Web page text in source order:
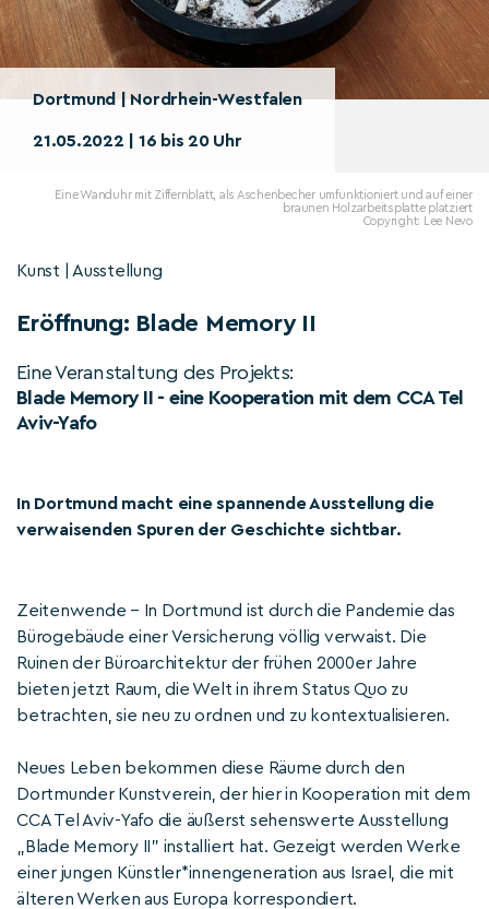
Dortmund | Nordrhein-Westfalen
21.05.2022 | 16 bis 20 Uhr
Eine Wanduhr mit Ziffernblatt, als Aschenbecher umfunktioniert und auf einer
braunen Holzarbeitsplatte platziert
Copyright: Lee Nevo
Kunst | Ausstellung
Eröffnung: Blade Memory II
Eine Veranstaltung des Projekts:
Blade Memory II - eine Kooperation mit dem CCA Tel
Aviv-Yafo
In Dortmund macht eine spannende Ausstellung die
verwaisenden Spuren der Geschichte sichtbar.
Zeitenwende – In Dortmund ist durch die Pandemie das
Bürogebäude einer Versicherung völlig verwaist. Die
Ruinen der Büroarchitektur der frühen 2000er Jahre
bieten jetzt Raum, die Welt in ihrem Status Quo zu
betrachten, sie neu zu ordnen und zu kontextualisieren.
Neues Leben bekommen diese Räume durch den
Dortmunder Kunstverein, der hier in Kooperation mit dem
CCA Tel Aviv-Yafo die äußerst sehenswerte Ausstellung
„Blade Memory II” installiert hat. Gezeigt werden Werke
einer jungen Künstler*innengeneration aus Israel, die mit
älteren Werken aus Europa korrespondiert.